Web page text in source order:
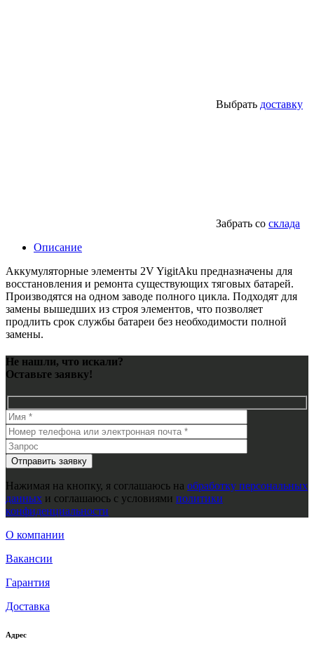
Выбрать доставку
Забрать со склада
Описание
Аккумуляторные элементы 2V YigitAku предназначены для
восстановления и ремонта существующих тяговых батарей.
Производятся на одном заводе полного цикла. Подходят для
замены вышедших из строя элементов, что позволяет
продлить срок службы батареи без необходимости полной
замены.
Не нашли, что искали?
Оставьте заявку!
Нажимая на кнопку, я соглашаюсь на обработку персональных
данных и соглашаюсь с условиями политики
конфиденциальности
О компании
Вакансии
Гарантия
Доставка
Адрес